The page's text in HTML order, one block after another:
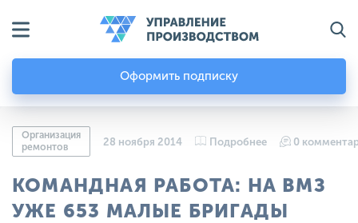
Оформить подписку
Организация
ремонтов
28 ноября 2014 Подробнее 0
КОМАНДНАЯ РАБОТА: НА ВМЗ
УЖЕ 653 МАЛЫЕ БРИГАДЫ